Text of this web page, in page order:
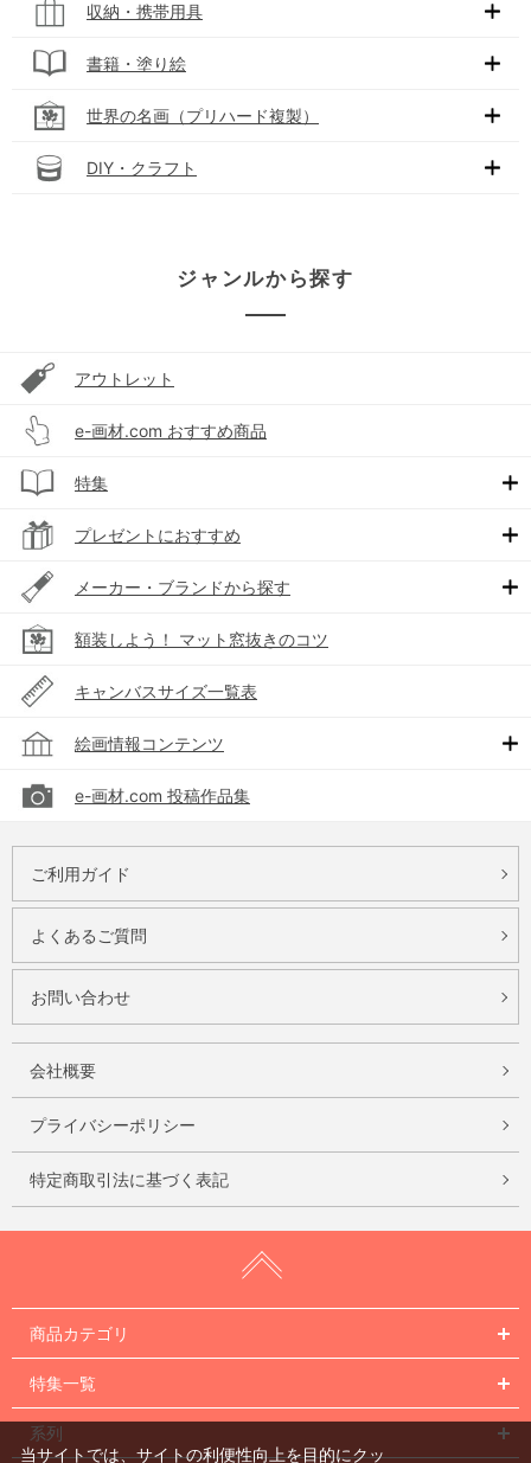
収納・携帯用具
書籍・塗り絵
世界の名画（プリハード複製）
DIY・クラフト
ジャンルから探す
アウトレット
e-画材.com おすすめ商品
特集
プレゼントにおすすめ
メーカー・ブランドから探す
額装しよう！ マット窓抜きのコツ
キャンバスサイズ一覧表
絵画情報コンテンツ
e-画材.com 投稿作品集
ご利用ガイド
よくあるご質問
お問い合わせ
会社概要
プライバシーポリシー
特定商取引法に基づく表記
商品カテゴリ
特集一覧
系列
当サイトでは、サイトの利便性向上を目的にクッ